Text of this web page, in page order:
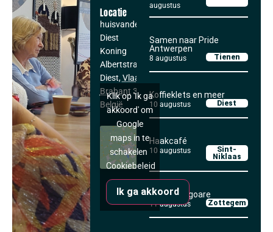
Locatie
huisvandeMens
Diest
Koning
Albertstraat 87
Diest,Vlaams-
Brabant 3290
België
Klik op 'Ik ga
akkoord' om
Google
maps in te
schakelen
Cookiebeleid
Ik ga akkoord
augustus
Samen naar Pride
Antwerpen
8 augustus Tienen
Koffieklets en meer
10 augustus Diest
Haakcafé
10 augustus
Sint-
Niklaas
Kaffee Tegoare
11 augustus Zottegem